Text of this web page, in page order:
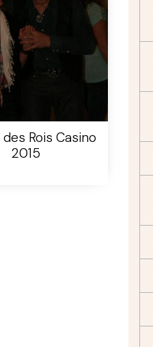
Rois Casino
2015